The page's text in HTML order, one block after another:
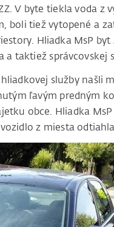
V byte tiekla voda z
boli tiež vytopené a
Hliadka MsP
taktiež správcovskej
hliadkovej služby našli
ľavým predným
obce. Hliadka
z miesta